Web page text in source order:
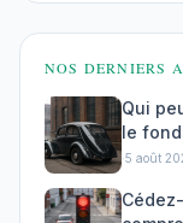
NOS DERNIERS
Qui
le
·5 août